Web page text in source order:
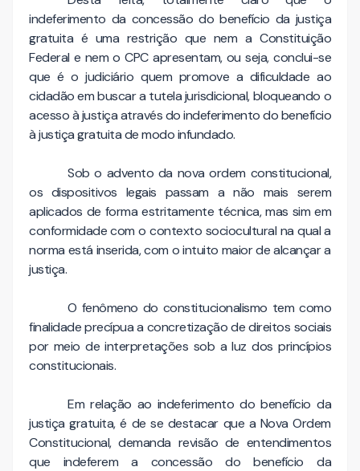
indeferimento da concessão do benefício da justiça
gratuita é uma restrição que nem a Constituição
Federal e nem o CPC apresentam, ou seja, conclui-se
que é o judiciário quem promove a dificuldade ao
cidadão em buscar a tutela jurisdicional, bloqueando o
acesso à justiça através do indeferimento do benefício
à justiça gratuita de modo infundado.
Sob o advento da nova ordem constitucional,
os dispositivos legais passam a não mais serem
aplicados de forma estritamente técnica, mas sim em
conformidade com o contexto sociocultural na qual a
norma está inserida, com o intuito maior de alcançar a
justiça.
O fenômeno do constitucionalismo tem como
finalidade precípua a concretização de direitos sociais
por meio de interpretações sob a luz dos princípios
constitucionais.
Em relação ao indeferimento do benefício da
justiça gratuita, é de se destacar que a Nova Ordem
Constitucional, demanda revisão de entendimentos
que indeferem a concessão do benefício da